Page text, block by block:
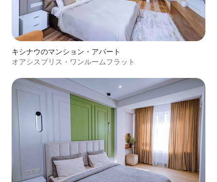
キシナウのマンション・アパート
オアシスブリス・ワンルームフラット